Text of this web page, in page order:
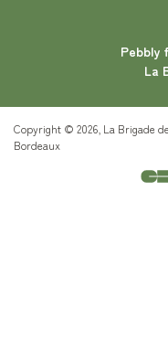
Pebbly
La
Copyright © 2026, La Brigade
Bordeaux